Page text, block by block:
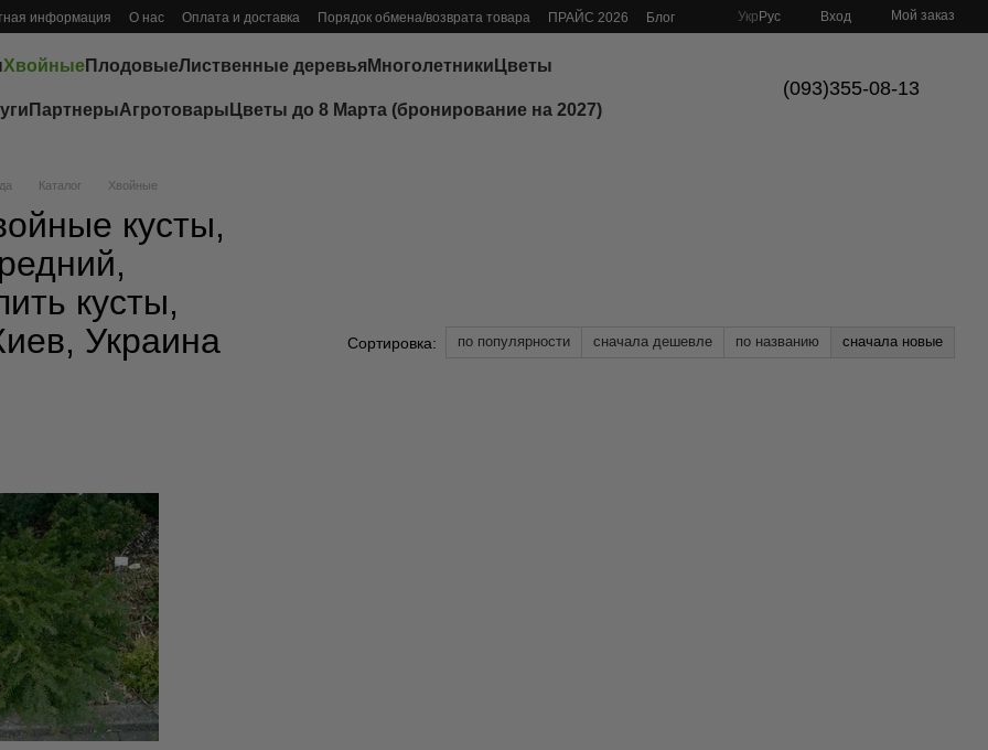
информация О нас Оплата и доставка Порядок обмена/возврата товара ПРАЙС 2026
Блог
Укр Рус Вход Мой заказ
ХвойныеПлодовыеЛиственные деревья Многолетники Цветы
ПартнерыАгротовары Цветы до 8 Марта (бронирование на 2027)
(093)355-08-13
Каталог Хвойные
кусты,
кусты,
Украина
Сортировка: по популярности сначала дешевле по названию сначала новые